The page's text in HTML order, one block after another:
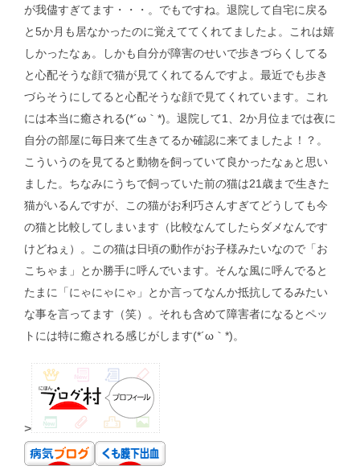
が我儘すぎてます・・・。でもですね。退院して自宅に戻る
と5か月も居なかったのに覚えててくれてましたよ。これは嬉
しかったなぁ。しかも自分が障害のせいで歩きづらくしてる
と心配そうな顔で猫が見てくれてるんですよ。最近でも歩き
づらそうにしてると心配そうな顔で見てくれています。これ
には本当に癒される(*´ω｀*)。退院して1、2か月位までは夜に
自分の部屋に毎日来て生きてるか確認に来てましたよ！？。
こういうのを見てると動物を飼っていて良かったなぁと思い
ました。ちなみにうちで飼っていた前の猫は21歳まで生きた
猫がいるんですが、この猫がお利巧さんすぎてどうしても今
の猫と比較してしまいます（比較なんてしたらダメなんです
けどねぇ）。この猫は日頃の動作がお子様みたいなので「お
こちゃま」とか勝手に呼んでいます。そんな風に呼んでると
たまに「にゃにゃにゃ」とか言ってなんか抵抗してるみたい
な事を言ってます（笑）。それも含めて障害者になるとペッ
トには特に癒される感じがします(*´ω｀*)。
>